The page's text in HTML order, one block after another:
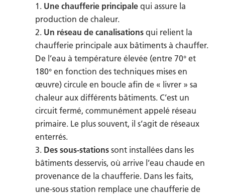
Une chaufferie principale qui assure la
production de chaleur.
Un réseau de canalisations qui relient la
chaufferie principale aux bâtiments à chauffer.
De l’eau à température élevée (entre 70° et
180° en fonction des techniques mises en
œuvre) circule en boucle afin de « livrer » sa
chaleur aux différents bâtiments. C’est un
circuit fermé, communément appelé réseau
primaire. Le plus souvent, il s’agit de réseaux
enterrés.
Des sous-stations sont installées dans les
bâtiments desservis, où arrive l’eau chaude en
provenance de la chaufferie. Dans les faits,
une-sous station remplace une chaufferie de